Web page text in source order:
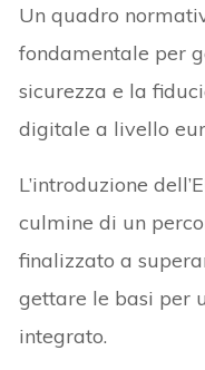
Un quadro
fondamentale per
sicurezza e la
digitale a livello
L’introduzione
culmine di un
finalizzato a
gettare le basi per
integrato.